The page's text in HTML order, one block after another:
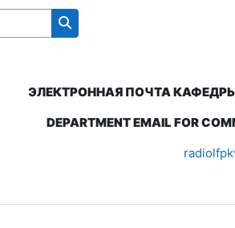
Поиск курса
ЭЛЕКТРОННАЯ ПОЧТА
DEPARTMENT EMAIL FOR